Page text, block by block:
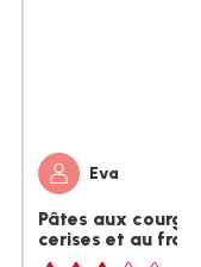
Eva
Pâtes aux
cerises et au